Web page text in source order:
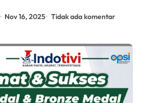
Nov 16, 2025 Tidak ada komentar